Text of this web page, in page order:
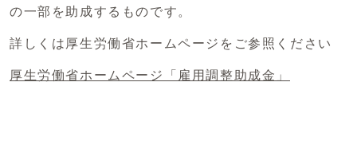
の一部を助成するものです。
詳しくは厚生労働省ホームページをご参照ください
厚生労働省ホームページ「雇用調整助成金」